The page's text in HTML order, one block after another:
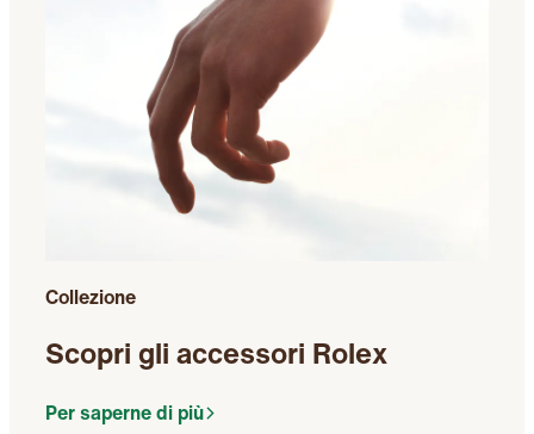
Collezione
Scopri gli accessori Rolex
Per saperne di più